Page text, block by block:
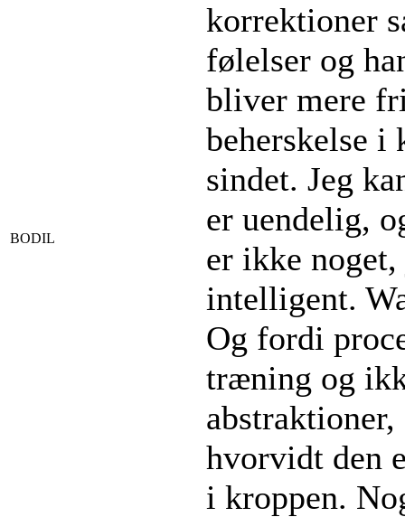
BODIL
korrektioner
følelser og
bliver mere
beherskelse i
sindet. Jeg
er uendelig,
er ikke
intelligent.
Og fordi
træning og
hvorvidt den
i kroppen.